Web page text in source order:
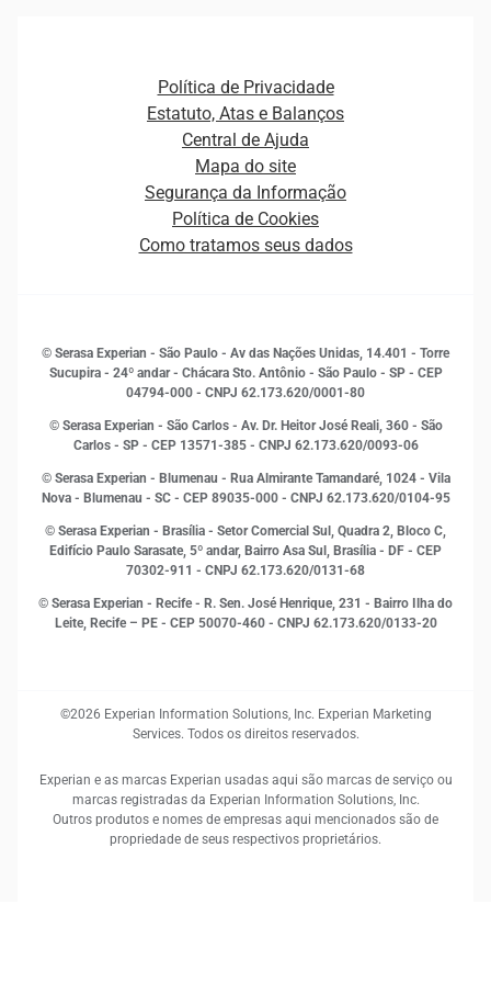
Plataformas e Motores de decisão
Curso Gratuito de Saúde Financeira
Empreendedorismo
Estudos e Pesquisas
Inovação e Tecnologia
Leis e impostos
Marketing
Open Finance
Proteção de Dados
Sustentabilidade Corporativa
Distribuidores e representantes
Estrutura Organizacional
Sala de Imprensa
Política de Privacidade
Estatuto, Atas e Balanços
Central de Ajuda
Mapa do site
Segurança da Informação
Política de Cookies
Como tratamos seus dados
© Serasa Experian - São Paulo - Av das Nações Unidas, 14.401 - Torre
Sucupira - 24º andar - Chácara Sto. Antônio - São Paulo - SP - CEP
04794-000 - CNPJ 62.173.620/0001-80
© Serasa Experian - São Carlos - Av. Dr. Heitor José Reali, 360 - São
Carlos - SP - CEP 13571-385 - CNPJ 62.173.620/0093-06
© Serasa Experian - Blumenau - Rua Almirante Tamandaré, 1024 - Vila
Nova - Blumenau - SC - CEP 89035-000 - CNPJ 62.173.620/0104-95
© Serasa Experian - Brasília - Setor Comercial Sul, Quadra 2, Bloco C,
Edifício Paulo Sarasate, 5º andar, Bairro Asa Sul, Brasília - DF - CEP
70302-911 - CNPJ 62.173.620/0131-68
© Serasa Experian - Recife - R. Sen. José Henrique, 231 - Bairro Ilha do
Leite, Recife – PE - CEP 50070-460 - CNPJ 62.173.620/0133-20
©2026 Experian Information Solutions, Inc. Experian Marketing
Services. Todos os direitos reservados.
Experian e as marcas Experian usadas aqui são marcas de serviço ou
marcas registradas da Experian Information Solutions, Inc.
Outros produtos e nomes de empresas aqui mencionados são de
propriedade de seus respectivos proprietários.